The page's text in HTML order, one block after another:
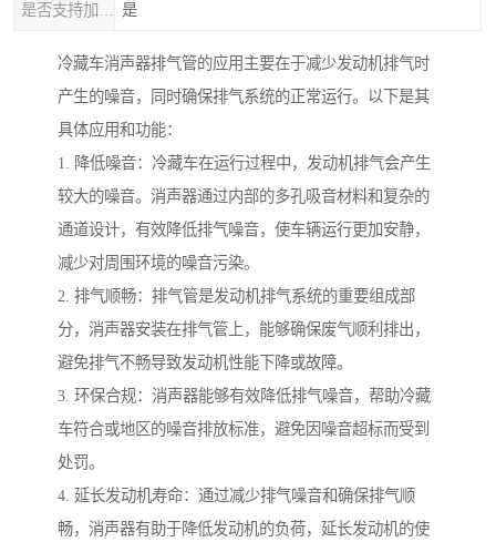
是
冷藏车消声器排气管的应用主要在于减少发动机排气时
产生的噪音，同时确保排气系统的正常运行。以下是其
具体应用和功能：
1. 降低噪音：冷藏车在运行过程中，发动机排气会产生
较大的噪音。消声器通过内部的多孔吸音材料和复杂的
通道设计，有效降低排气噪音，使车辆运行更加安静，
减少对周围环境的噪音污染。
2. 排气顺畅：排气管是发动机排气系统的重要组成部
分，消声器安装在排气管上，能够确保废气顺利排出，
避免排气不畅导致发动机性能下降或故障。
3. 环保合规：消声器能够有效降低排气噪音，帮助冷藏
车符合或地区的噪音排放标准，避免因噪音超标而受到
处罚。
4. 延长发动机寿命：通过减少排气噪音和确保排气顺
畅，消声器有助于降低发动机的负荷，延长发动机的使